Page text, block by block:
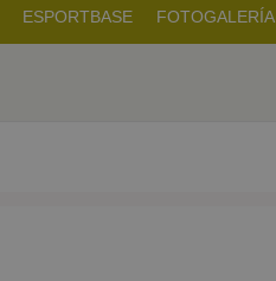
ESPORTBASE FOTOGALERÍA